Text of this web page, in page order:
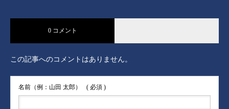
0 コメント
この記事へのコメントはありません。
名前（例：山田 太郎） ( 必須 )